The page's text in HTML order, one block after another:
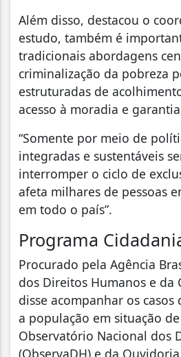
Além disso, destacou o
estudo, também é
tradicionais abordagens
criminalização da pobreza
estruturadas de
acesso à moradia e
“Somente por meio de
integradas e sustentáveis
interromper o ciclo de
afeta milhares de pessoas
em todo o país”.
Programa
Procurado pela Agência
dos Direitos Humanos e da
disse acompanhar os
a população em situação
Observatório Nacional dos
(ObservaDH) e da